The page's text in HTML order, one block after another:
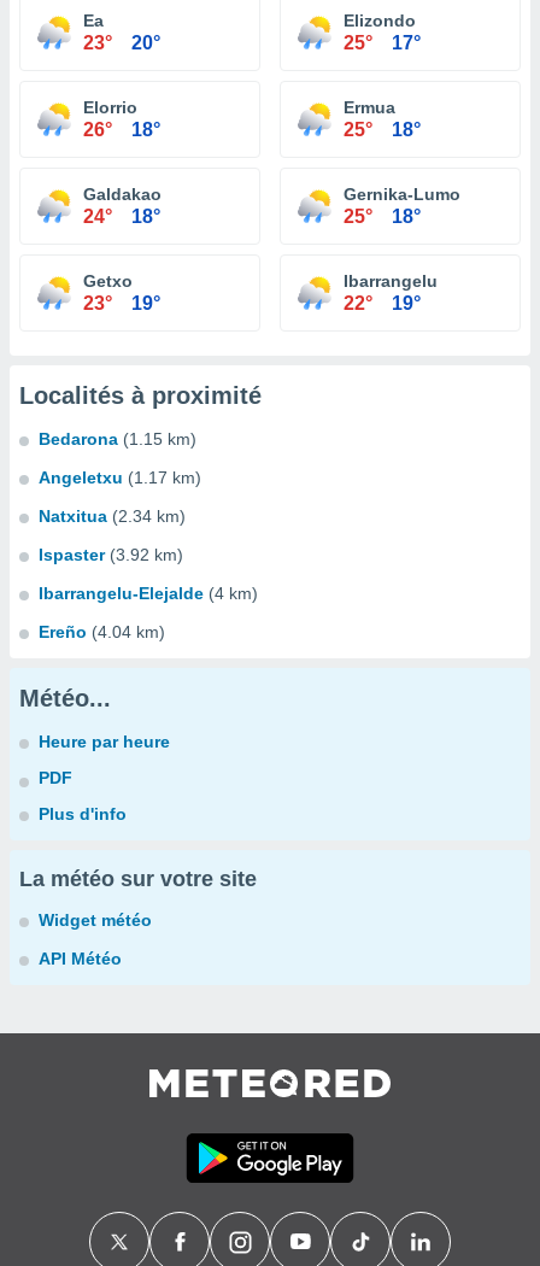
Ea
23° 20°
Elizondo
25° 17°
Elorrio
26° 18°
Ermua
25° 18°
Galdakao
24° 18°
Gernika-Lumo
25° 18°
Getxo
23° 19°
Ibarrangelu
22° 19°
Localités à proximité
Bedarona (1.15 km)
Angeletxu (1.17 km)
Natxitua (2.34 km)
Ispaster (3.92 km)
Ibarrangelu-Elejalde (4 km)
Ereño (4.04 km)
Météo...
Heure par heure
PDF
Plus d'info
La météo sur votre site
Widget météo
API Météo